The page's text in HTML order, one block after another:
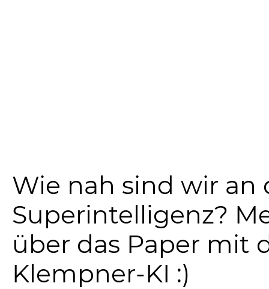
Wie nah sind wir an
Superintelligenz?
über das Paper mit
Klempner-KI :)